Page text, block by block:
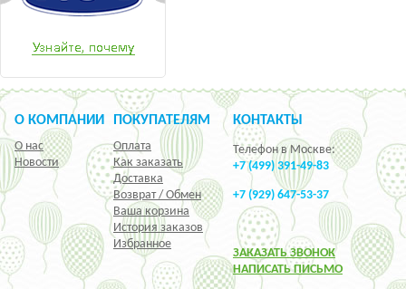
О КОМПАНИИ
О нас
Новости
ПОКУПАТЕЛЯМ
Оплата
Как заказать
Доставка
Возврат / Обмен
Ваша корзина
История заказов
Избранное
КОНТАКТЫ
Телефон в Москве:
+7 (499) 391-49-83
+7 (929) 647-53-37
ЗАКАЗАТЬ ЗВОНОК
НАПИСАТЬ ПИСЬМО